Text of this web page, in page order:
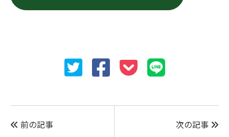
前の記事 次の記事